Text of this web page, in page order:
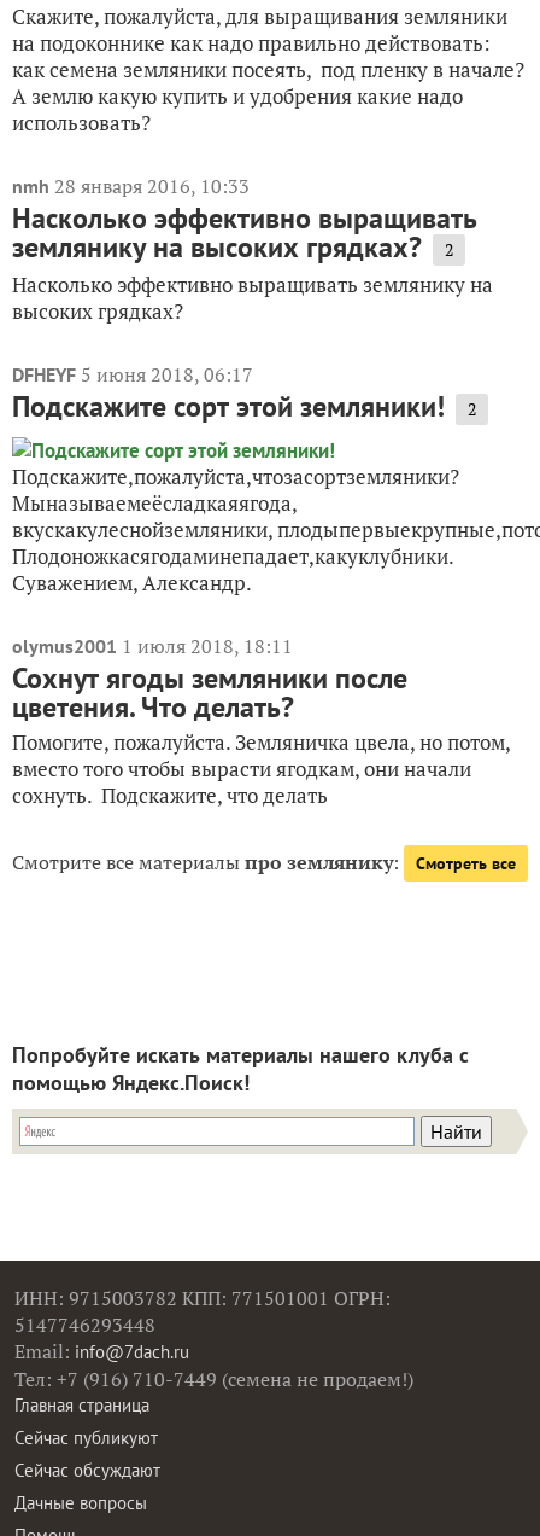
Скажите, пожалуйста, для выращивания земляники
на подоконнике как надо правильно действовать:
как семена земляники посеять, под пленку в начале?
А землю какую купить и удобрения какие надо
использовать?
nmh 28 января 2016, 10:33
Насколько эффективно выращивать
землянику на высоких грядках? 2
Насколько эффективно выращивать землянику на
высоких грядках?
DFHEYF 5 июня 2018, 06:17
Подскажите сорт этой земляники! 2
Подскажите,пожалуйста,чтозасортземляники?
Мыназываемеёсладкаяягода,
вкускакулеснойземляники,
Плодоножкасягодаминепадает,какуклубники.
Суважением, Александр.
olymus2001 1 июля 2018, 18:11
Сохнут ягоды земляники после
цветения. Что делать?
Помогите, пожалуйста. Земляничка цвела, но потом,
вместо того чтобы вырасти ягодкам, они начали
сохнуть. Подскажите, что делать
Смотрите все материалыпро землянику: Смотреть все
Попробуйте искать материалы нашего клуба с
помощью Яндекс.Поиск!
ИНН: 9715003782 КПП: 771501001 ОГРН:
5147746293448
Email: info@7dach.ru
Тел: +7 (916) 710-7449 (семена не продаем!)
Главная страница
Сейчас публикуют
Сейчас обсуждают
Дачные вопросы